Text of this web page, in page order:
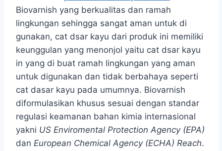
Biovarnish yang berkualitas dan ramah
lingkungan sehingga sangat aman untuk di
gunakan, cat dsar kayu dari produk ini memiliki
keunggulan yang menonjol yaitu cat dsar kayu
in yang di buat ramah lingkungan yang aman
untuk digunakan dan tidak berbahaya seperti
cat dasar kayu pada umumnya. Biovarnish
diformulasikan khusus sesuai dengan standar
regulasi keamanan bahan kimia internasional
yakni US Enviromental Protection Agency (EPA)
dan European Chemical Agency (ECHA) Reach.